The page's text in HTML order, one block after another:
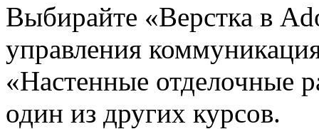
Выбирайте «Верстка в
управления
«Настенные отделочные
один из других курсов.